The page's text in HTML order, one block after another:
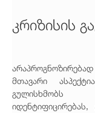
კრიზისის
მთავარი
გულისხმობს